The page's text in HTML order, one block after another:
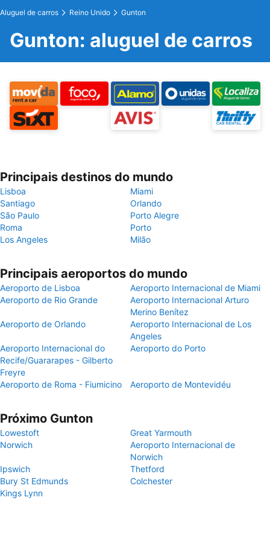
Aluguel de carros Reino Unido Gunton
Gunton: aluguel de carros
Principais destinos do mundo
Lisboa
Miami
Santiago
Orlando
São Paulo
Porto Alegre
Roma
Porto
Los Angeles
Milão
Principais aeroportos do mundo
Aeroporto de Lisboa
Aeroporto Internacional de Miami
Aeroporto de Rio Grande
Aeroporto Internacional Arturo
Merino Benítez
Aeroporto de Orlando
Aeroporto Internacional de Los
Angeles
Aeroporto Internacional do
Recife/Guararapes - Gilberto
Freyre
Aeroporto do Porto
Aeroporto de Roma - Fiumicino Aeroporto de Montevidéu
Próximo Gunton
Lowestoft
Great Yarmouth
Norwich
Aeroporto Internacional de
Norwich
Ipswich
Thetford
Bury St Edmunds
Colchester
Kings Lynn